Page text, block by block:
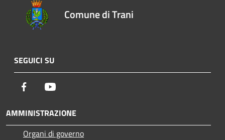
Comune di Trani
SEGUICI SU
Facebook
AMMINISTRAZIONE
Organi di governo